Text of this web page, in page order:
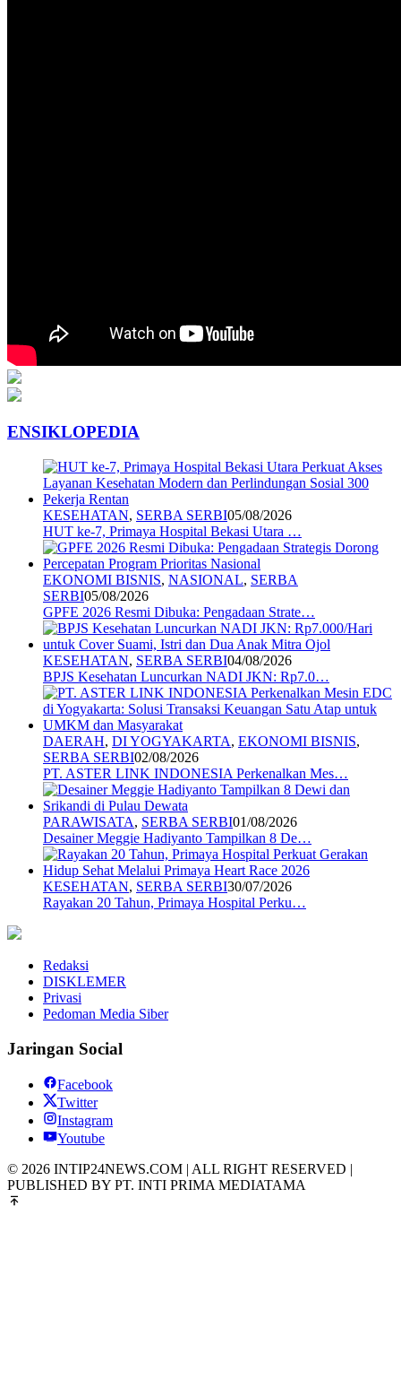
ENSIKLOPEDIA
KESEHATAN, SERBA SERBI05/08/2026
HUT ke-7, Primaya Hospital Bekasi Utara …
EKONOMI BISNIS, NASIONAL, SERBA
SERBI05/08/2026
GPFE 2026 Resmi Dibuka: Pengadaan Strate…
KESEHATAN, SERBA SERBI04/08/2026
BPJS Kesehatan Luncurkan NADI JKN: Rp7.0…
DAERAH, DI YOGYAKARTA, EKONOMI BISNIS,
SERBA SERBI02/08/2026
PT. ASTER LINK INDONESIA Perkenalkan Mes…
PARAWISATA, SERBA SERBI01/08/2026
Desainer Meggie Hadiyanto Tampilkan 8 De…
KESEHATAN, SERBA SERBI30/07/2026
Rayakan 20 Tahun, Primaya Hospital Perku…
Redaksi
DISKLEMER
Privasi
Pedoman Media Siber
Jaringan Social
Facebook
Twitter
Instagram
Youtube
© 2026 INTIP24NEWS.COM | ALL RIGHT RESERVED |
PUBLISHED BY PT. INTI PRIMA MEDIATAMA